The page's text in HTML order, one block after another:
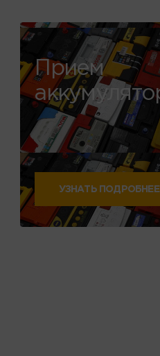
Прием
УЗНАТЬ ПОДРОБНЕЕ